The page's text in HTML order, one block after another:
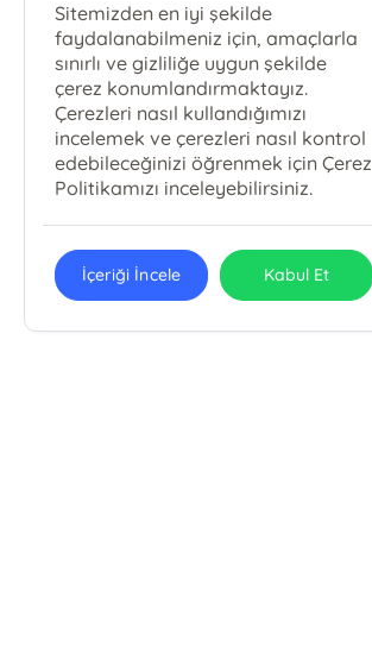
Sitemizden en iyi şekilde
faydalanabilmeniz için, amaçlarla
sınırlı ve gizliliğe uygun şekilde
çerez konumlandırmaktayız.
Çerezleri nasıl kullandığımızı
incelemek ve çerezleri nasıl kontrol
edebileceğinizi öğrenmek için Çerez
Politikamızı inceleyebilirsiniz.
İçeriği İncele Kabul Et